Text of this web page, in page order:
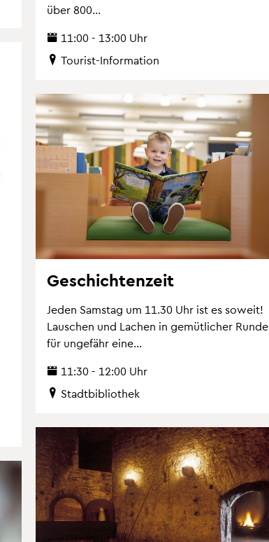
über 800...
11:00 - 13:00 Uhr
Tou­rist-In­for­ma­ti­on
Ge­schich­ten­zeit
Jeden Sams­tag um 11.30 Uhr ist es so­weit!
Lau­schen und La­chen in ge­müt­li­cher Runde
für un­ge­fähr eine...
11:30 - 12:00 Uhr
Stadt­bi­blio­thek